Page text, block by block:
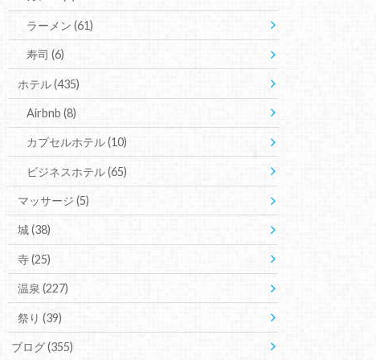
ラーメン(61)
寿司(6)
ホテル(435)
Airbnb(8)
カプセルホテル(10)
ビジネスホテル(65)
マッサージ (5)
城(38)
寺(25)
温泉 (227)
祭り (39)
ブログ(355)